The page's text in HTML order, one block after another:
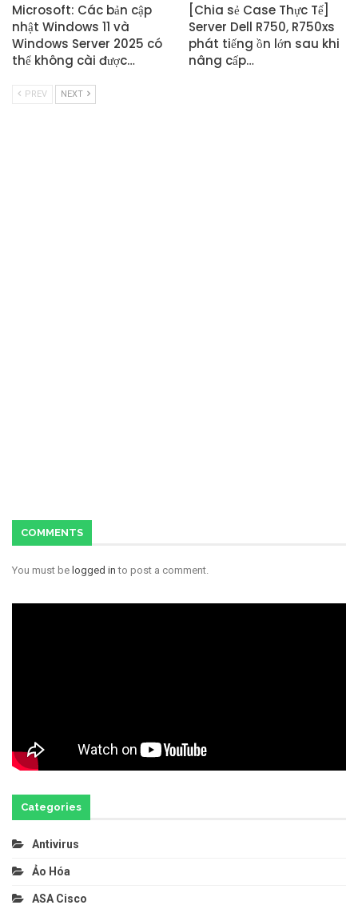
Microsoft: Các bản cập
nhật Windows 11 và
Windows Server 2025 có
thể không cài được…
[Chia sẻ Case Thực Tế]
Server Dell R750, R750xs
phát tiếng ồn lớn sau khi
nâng cấp…
PREV NEXT
COMMENTS
You must be logged in to post a comment.
Categories
Antivirus
Ảo Hóa
ASA Cisco